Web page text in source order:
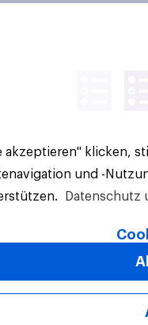
vorbehalten.
akzeptieren" klicken,
und -
Datenschutz